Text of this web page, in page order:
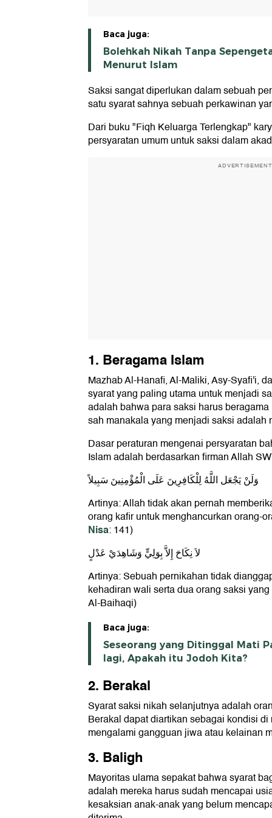
Baca juga:
Bolehkah Nikah Tanpa
Menurut Islam
Saksi sangat diperlukan dalam sebuah
satu syarat sahnya sebuah perkawinan
Dari buku "Fiqh Keluarga Terlengkap"
persyaratan umum untuk saksi dalam
ADVERTISEMENT
1. Beragama Islam
Mazhab Al-Hanafi, Al-Maliki, Asy-Syafi'i,
syarat yang paling utama untuk menjadi
adalah bahwa para saksi harus
sah manakala yang menjadi saksi adalah
Dasar peraturan mengenai persyaratan
Islam adalah berdasarkan firman Allah
وَلَنْ يَجْعَل اللَّهُ لِلْكَافِرِينَ عَلَى الْمُؤْمِنِينَ سَبِيلاً
Artinya: Allah tidak akan pernah
orang kafir untuk menghancurkan orang-
Nisa: 141)
لاَ نِكَاحَ إِلاَّ بِوَلِيٍّ وَشَاهِدَيْ عَدْلٍ
Artinya: Sebuah pernikahan tidak
kehadiran wali serta dua orang saksi
Al-Baihaqi)
Baca juga:
Seseorang yang Ditinggal Mati
lagi, Apakah itu Jodoh Kita?
2. Berakal
Syarat saksi nikah selanjutnya adalah
Berakal dapat diartikan sebagai kondisi
mengalami gangguan jiwa atau kelainan
3. Baligh
Mayoritas ulama sepakat bahwa syarat
adalah mereka harus sudah mencapai
kesaksian anak-anak yang belum